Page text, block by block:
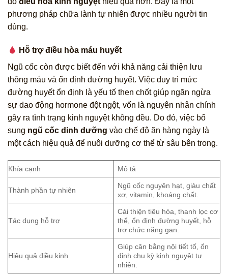
phương pháp chữa lành tự nhiên được nhiều người tin
dùng.
Hỗ trợ điều hòa máu huyết
Ngũ cốc còn được biết đến với khả năng cải thiện lưu
thông máu và ổn định đường huyết. Việc duy trì mức
đường huyết ổn định là yếu tố then chốt giúp ngăn ngừa
sự dao động hormone đột ngột, vốn là nguyên nhân chính
gây ra tình trạng kinh nguyệt không đều. Do đó, việc bổ
sung ngũ cốc dinh dưỡng vào chế độ ăn hàng ngày là
một cách hiệu quả để nuôi dưỡng cơ thể từ sâu bên trong.
Khía cạnh Mô tả
Thành phần tự nhiên
Ngũ cốc nguyên hạt, giàu chất
xơ, vitamin, khoáng chất.
Tác dụng hỗ trợ
Cải thiện tiêu hóa, thanh lọc cơ
thể, ổn định đường huyết, hỗ
trợ chức năng gan.
Hiệu quả điều kinh
Giúp cân bằng nội tiết tố, ổn
định chu kỳ kinh nguyệt tự
nhiên.